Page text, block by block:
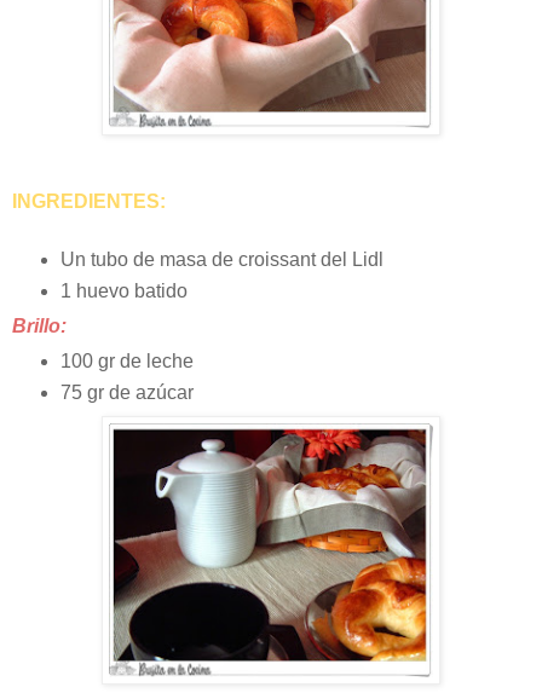
INGREDIENTES:
Un tubo de masa de croissant del Lidl
1 huevo batido
Brillo:
100 gr de leche
75 gr de azúcar